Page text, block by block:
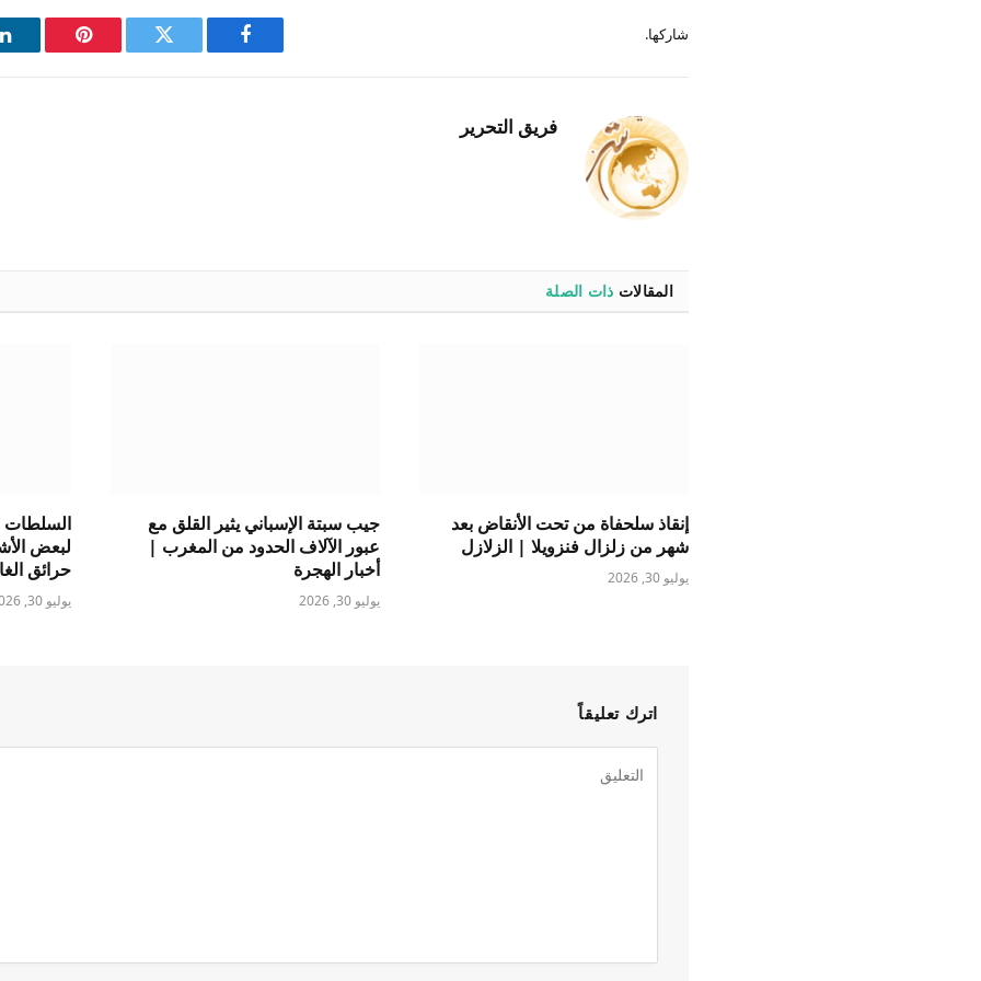
شاركها.
فيسبوك
تويتر بينتيريست
فريق التحرير
المقالات ذات الصلة
إنقاذ سلحفاة من تحت الأنقاض بعد
شهر من زلزال فنزويلا | الزلازل
يوليو 30, 2026
جيب سبتة الإسباني يثير القلق مع
عبور الآلاف الحدود من المغرب |
أخبار الهجرة
يوليو 30, 2026
السلطات
لبعض
حرائق
يوليو 30, 2026
اترك تعليقاً